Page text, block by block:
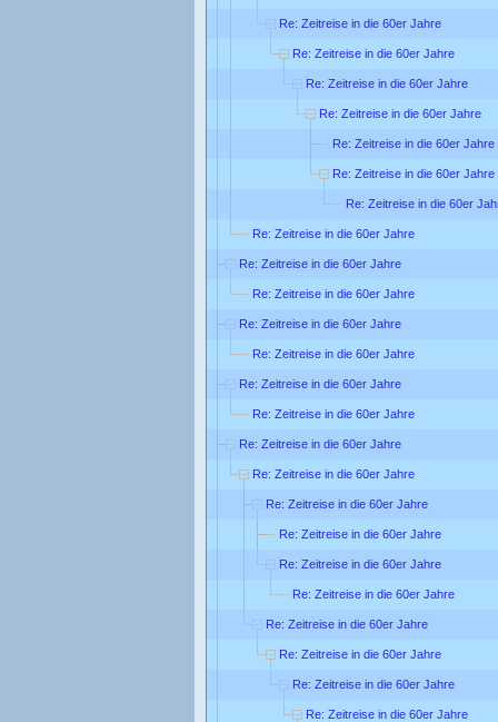
Re: Zeitreise in die 60er Jahre
Re: Zeitreise in die 60er Jahre
Re: Zeitreise in die 60er Jahre
Re: Zeitreise in die 60er Jahre
Re: Zeitreise in die 60er Jahre
Re: Zeitreise in die 60er Jahre
Re: Zeitreise in die 60er
Re: Zeitreise in die 60er Jahre
Re: Zeitreise in die 60er Jahre
Re: Zeitreise in die 60er Jahre
Re: Zeitreise in die 60er Jahre
Re: Zeitreise in die 60er Jahre
Re: Zeitreise in die 60er Jahre
Re: Zeitreise in die 60er Jahre
Re: Zeitreise in die 60er Jahre
Re: Zeitreise in die 60er Jahre
Re: Zeitreise in die 60er Jahre
Re: Zeitreise in die 60er Jahre
Re: Zeitreise in die 60er Jahre
Re: Zeitreise in die 60er Jahre
Re: Zeitreise in die 60er Jahre
Re: Zeitreise in die 60er Jahre
Re: Zeitreise in die 60er Jahre
Re: Zeitreise in die 60er Jahre